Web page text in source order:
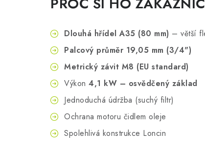
Dlouhá hřídel A35 (80 mm) – větší
Palcový průměr 19,05 mm (3/4")
Metrický závit M8 (EU standard)
Výkon 4,1 kW – osvědčený základ
Jednoduchá údržba (suchý filtr)
Ochrana motoru čidlem oleje
Spolehlivá konstrukce Loncin